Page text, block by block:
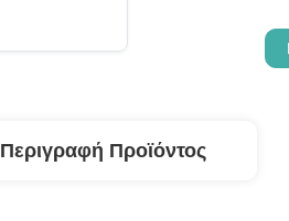
Περιγραφή Προϊόντος